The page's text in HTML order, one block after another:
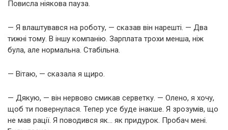
Повисла ніякова пауза.
— Я влаштувався на роботу, — сказав він нарешті. — Два
тижні тому. В іншу компанію. Зарплата трохи менша, ніж
була, але нормальна. Стабільна.
— Вітаю, — сказала я щиро.
— Дякую, — він нервово смикав серветку. — Олено, я хочу,
щоб ти повернулася. Тепер усе буде інакше. Я зрозумів, що
не мав рації. Я поводився як… як придурок. Пробач мені.